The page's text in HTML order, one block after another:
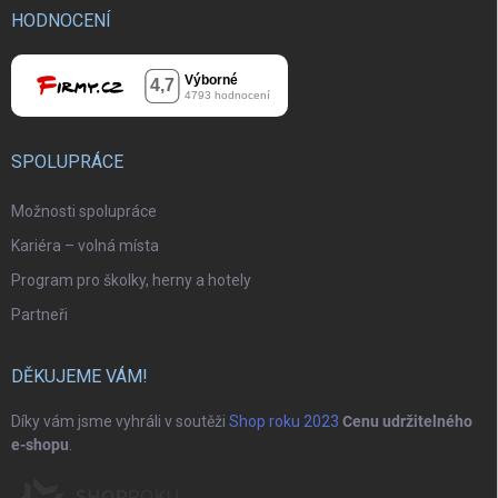
HODNOCENÍ
SPOLUPRÁCE
Možnosti spolupráce
Kariéra – volná místa
Program pro školky, herny a hotely
Partneři
DĚKUJEME VÁM!
Díky vám jsme vyhráli v soutěži Shop roku 2023 Cenu udržitelného
e-shopu.